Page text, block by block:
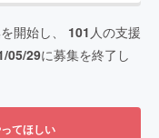
開始し、 101 人の支援
05/29に募集を終了し
てほしい